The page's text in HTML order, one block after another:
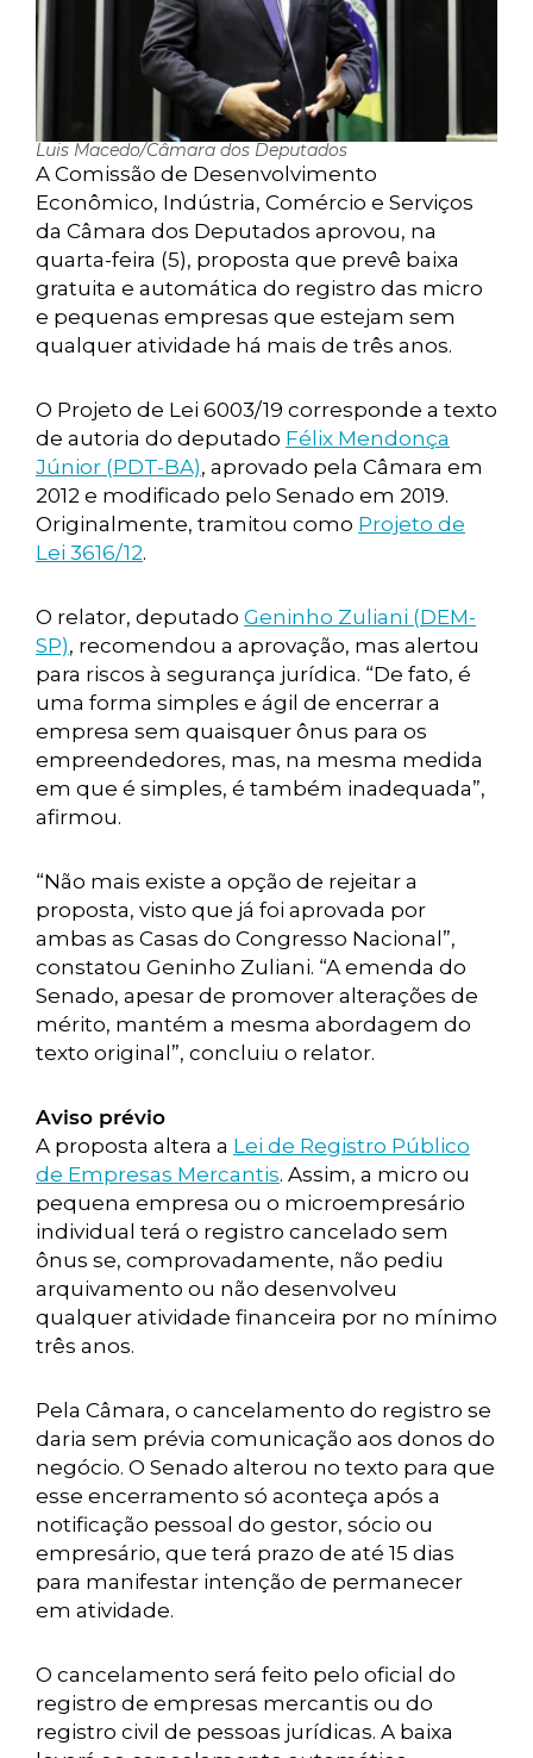
Luis Macedo/Câmara dos Deputados
A Comissão de Desenvolvimento
Econômico, Indústria, Comércio e Serviços
da Câmara dos Deputados aprovou, na
quarta-feira (5), proposta que prevê baixa
gratuita e automática do registro das micro
e pequenas empresas que estejam sem
qualquer atividade há mais de três anos.
O Projeto de Lei 6003/19 corresponde a texto
de autoria do deputado Félix Mendonça
Júnior (PDT-BA), aprovado pela Câmara em
2012 e modificado pelo Senado em 2019.
Originalmente, tramitou como Projeto de
Lei 3616/12.
O relator, deputado Geninho Zuliani (DEM-
SP), recomendou a aprovação, mas alertou
para riscos à segurança jurídica. “De fato, é
uma forma simples e ágil de encerrar a
empresa sem quaisquer ônus para os
empreendedores, mas, na mesma medida
em que é simples, é também inadequada”,
afirmou.
“Não mais existe a opção de rejeitar a
proposta, visto que já foi aprovada por
ambas as Casas do Congresso Nacional”,
constatou Geninho Zuliani. “A emenda do
Senado, apesar de promover alterações de
mérito, mantém a mesma abordagem do
texto original”, concluiu o relator.
Aviso prévio
A proposta altera a Lei de Registro Público
de Empresas Mercantis. Assim, a micro ou
pequena empresa ou o microempresário
individual terá o registro cancelado sem
ônus se, comprovadamente, não pediu
arquivamento ou não desenvolveu
qualquer atividade financeira por no mínimo
três anos.
Pela Câmara, o cancelamento do registro se
daria sem prévia comunicação aos donos do
negócio. O Senado alterou no texto para que
esse encerramento só aconteça após a
notificação pessoal do gestor, sócio ou
empresário, que terá prazo de até 15 dias
para manifestar intenção de permanecer
em atividade.
O cancelamento será feito pelo oficial do
registro de empresas mercantis ou do
registro civil de pessoas jurídicas. A baixa